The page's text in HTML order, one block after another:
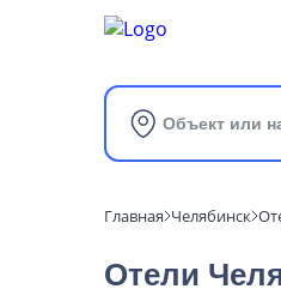
Объект или
Главная Челябинск
Отели